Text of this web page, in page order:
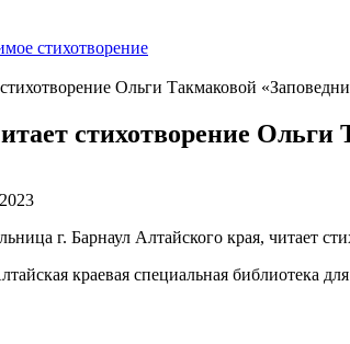
стихотворение
Ольги Такмаковой
стихотворение
г. Барнаул Алтайского края, читает
краевая специальная библиотека